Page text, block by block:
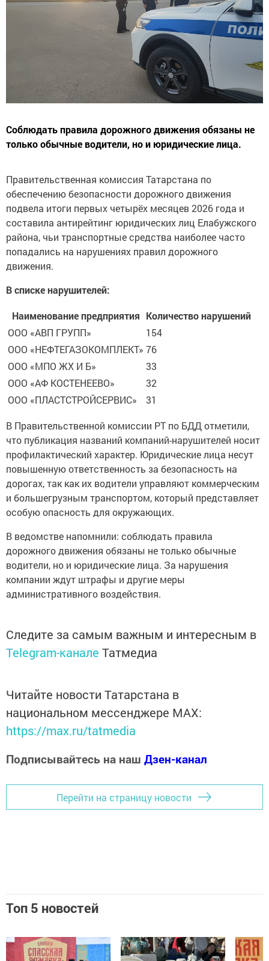
Соблюдать правила дорожного движения обязаны не
только обычные водители, но и юридические лица.
Правительственная комиссия Татарстана по
обеспечению безопасности дорожного движения
подвела итоги первых четырёх месяцев 2026 года и
составила антирейтинг юридических лиц Елабужского
района, чьи транспортные средства наиболее часто
попадались на нарушениях правил дорожного
движения.
В списке нарушителей:
Наименование предприятия Количество нарушений
ООО «АВП ГРУПП»
154
ООО «НЕФТЕГАЗОКОМПЛЕКТ» 76
ООО «МПО ЖХ И Б»
33
ООО «АФ КОСТЕНЕЕВО»
32
ООО «ПЛАСТСТРОЙСЕРВИС»
31
В Правительственной комиссии РТ по БДД отметили,
что публикация названий компаний-нарушителей носит
профилактический характер. Юридические лица несут
повышенную ответственность за безопасность на
дорогах, так как их водители управляют коммерческим
и большегрузным транспортом, который представляет
особую опасность для окружающих.
В ведомстве напомнили: соблюдать правила
дорожного движения обязаны не только обычные
водители, но и юридические лица. За нарушения
компании ждут штрафы и другие меры
административного воздействия.
Следите за самым важным и интересным в
Telegram-канале Татмедиа
Читайте новости Татарстана в
национальном мессенджере MАХ:
https://max.ru/tatmedia
Подписывайтесь на наш Дзен-канал
Перейти на страницу новости
Топ 5 новостей